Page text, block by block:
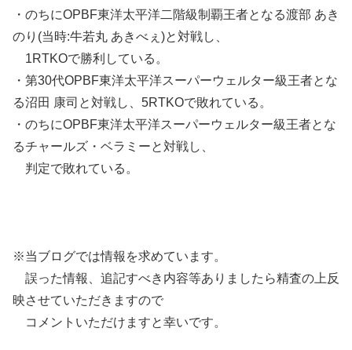
・のちにOPBF東洋太平洋二階級制覇王者となる渡部 あき
のり(当時:牛若丸 あきべぇ)と対戦し、
1RTKOで勝利している。
・第30代OPBF東洋太平洋スーパーウェルター級王者とな
る沼田 康司と対戦し、5RTKOで敗れている。
・のちにOPBF東洋太平洋スーパーウェルター級王者とな
るチャールズ・ベラミーと対戦し、
判定で敗れている。
※当ブログでは情報を求めています。
誤った情報、追記すべき内容等ありましたら精査の上反
映させていただきますので
コメントいただけますと幸いです。